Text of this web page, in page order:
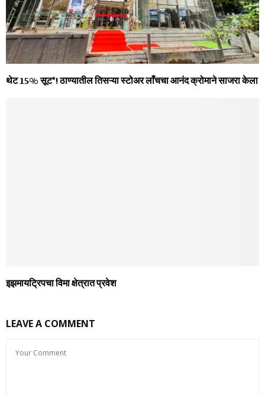
थेट 15% सूट*! ठाण्यातील तिसऱ्या स्टोअर लाँचचा आनंद क्रोमाने साजरा केला
इझमायट्रिपचा विमा क्षेत्रात प्रवेश
LEAVE A COMMENT